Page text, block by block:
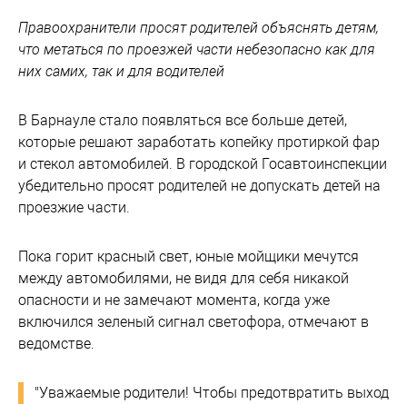
Правоохранители просят родителей объяснять детям,
что метаться по проезжей части небезопасно как для
них самих, так и для водителей
В Барнауле стало появляться все больше детей,
которые решают заработать копейку протиркой фар
и стекол автомобилей. В городской Госавтоинспекции
убедительно просят родителей не допускать детей на
проезжие части.
Пока горит красный свет, юные мойщики мечутся
между автомобилями, не видя для себя никакой
опасности и не замечают момента, когда уже
включился зеленый сигнал светофора, отмечают в
ведомстве.
"Уважаемые родители! Чтобы предотвратить выход